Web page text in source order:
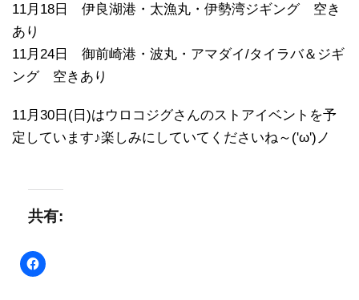
11月18日 伊良湖港・太漁丸・伊勢湾ジギング 空き
あり
11月24日 御前崎港・波丸・アマダイ/タイラバ＆ジギ
ング 空きあり
11月30日(日)はウロコジグさんのストアイベントを予
定しています♪楽しみにしていてくださいね～('ω')ノ
共有: